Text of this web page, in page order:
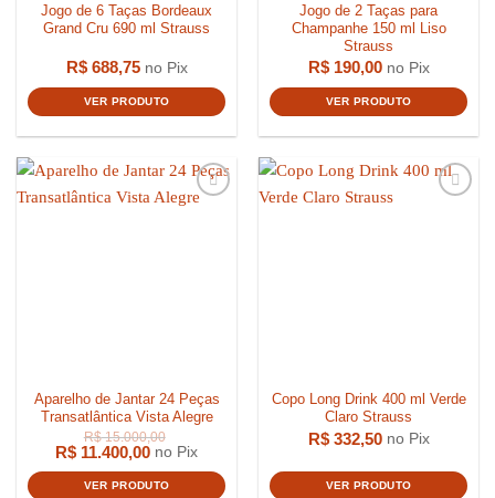
R$359,00
Jogo de 6 Taças Bordeaux
Grand Cru 690 ml Strauss
R$688,75 no Pix
VER PRODUTO
Jogo de 2 Taças para
Champanhe 150 ml Liso
Strauss
R$190,00 no Pix
VER PRODUTO
Aparelho de Jantar 24 Peças
Transatlântica Vista Alegre
R$ 11.400,00 no Pix
VER PRODUTO
Copo Long Drink 400 ml Verde
Claro Strauss
R$332,50 no Pix
VER PRODUTO